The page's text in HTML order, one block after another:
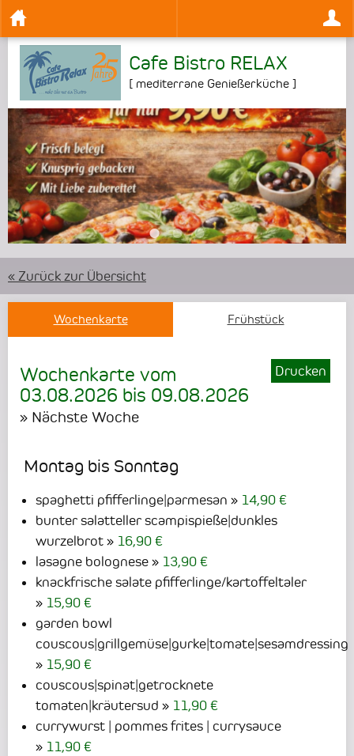
Cafe Bistro RELAX
[ mediterrane Genießerküche ]
•••
« Zurück zur Übersicht
Wochenkarte Frühstück
Drucken
Wochenkarte vom
03.08.2026 bis 09.08.2026
» Nächste Woche
Montag bis Sonntag
spaghetti pfifferlinge|parmesan
14,90 €
bunter salatteller scampispieße|dunkles
wurzelbrot
16,90 €
lasagne bolognese
13,90 €
knackfrische salate pfifferlinge/kartoffeltaler
15,90 €
garden bowl
couscous|grillgemüse|gurke|tomate|sesamdressing
15,90 €
couscous|spinat|getrocknete
tomaten|kräutersud
11,90 €
currywurst | pommes frites | currysauce
11,90 €